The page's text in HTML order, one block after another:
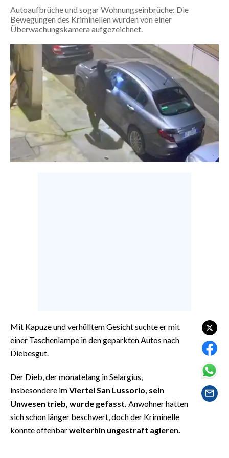
LAVORO
BANDI
SPORT IN SARDEGNA
SPORT
RISULTATI E CLASSIFICHE
CALCIO
CALCIO REGIONALE
BASKET
VOLLEY
EVENTI
#CARAUNIONE
INSULARITÀ
FOTO
VIDEO
Autoaufbrüche und sogar Wohnungseinbrüche: Die
Bewegungen des Kriminellen wurden von einer
Überwachungskamera aufgezeichnet.
Mit Kapuze und verhülltem Gesicht suchte er mit
einer Taschenlampe in den geparkten Autos nach
Diebesgut.
Der Dieb, der monatelang in Selargius,
insbesondere imViertel San Lussorio, sein
Unwesen trieb, wurde gefasst. Anwohner hatten
sich schon länger beschwert, doch der Kriminelle
konnte offenbarweiterhin ungestraft agieren.